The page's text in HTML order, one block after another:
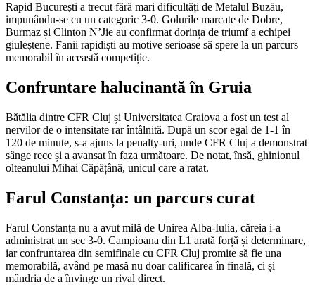
Rapid București a trecut fără mari dificultăți de Metalul Buzău,
impunându-se cu un categoric 3-0. Golurile marcate de Dobre,
Burmaz și Clinton N’Jie au confirmat dorința de triumf a echipei
giuleștene. Fanii rapidiști au motive serioase să spere la un parcurs
memorabil în această competiție.
Confruntare halucinantă în Gruia
Bătălia dintre CFR Cluj și Universitatea Craiova a fost un test al
nervilor de o intensitate rar întâlnită. După un scor egal de 1-1 în
120 de minute, s-a ajuns la penalty-uri, unde CFR Cluj a demonstrat
sânge rece și a avansat în faza următoare. De notat, însă, ghinionul
olteanului Mihai Căpățână, unicul care a ratat.
Farul Constanța: un parcurs curat
Farul Constanța nu a avut milă de Unirea Alba-Iulia, căreia i-a
administrat un sec 3-0. Campioana din L1 arată forță și determinare,
iar confruntarea din semifinale cu CFR Cluj promite să fie una
memorabilă, având pe masă nu doar calificarea în finală, ci și
mândria de a învinge un rival direct.